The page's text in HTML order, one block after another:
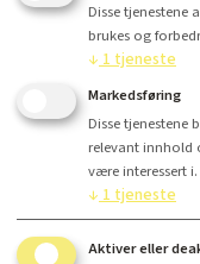
Disse tjenestene
brukes og
↓ 1tjeneste
Markedsføring
Disse tjenestene
relevant innhold
være interessert i.
↓ 1tjeneste
Aktiver eller